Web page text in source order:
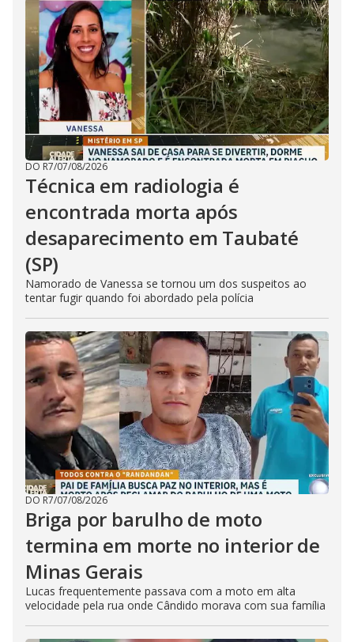
DO R7/07/08/2026
Técnica em radiologia é
encontrada morta após
desaparecimento em Taubaté
(SP)
Namorado de Vanessa se tornou um dos suspeitos ao
tentar fugir quando foi abordado pela polícia
DO R7/07/08/2026
Briga por barulho de moto
termina em morte no interior de
Minas Gerais
Lucas frequentemente passava com a moto em alta
velocidade pela rua onde Cândido morava com sua família